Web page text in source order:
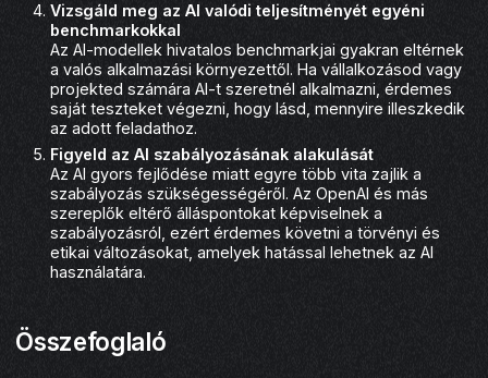
Vizsgáld meg az AI valódi teljesítményét egyéni
benchmarkokkal
Az AI-modellek hivatalos benchmarkjai gyakran eltérnek
a valós alkalmazási környezettől. Ha vállalkozásod vagy
projekted számára AI-t szeretnél alkalmazni, érdemes
saját teszteket végezni, hogy lásd, mennyire illeszkedik
az adott feladathoz.
Figyeld az AI szabályozásának alakulását
Az AI gyors fejlődése miatt egyre több vita zajlik a
szabályozás szükségességéről. Az OpenAI és más
szereplők eltérő álláspontokat képviselnek a
szabályozásról, ezért érdemes követni a törvényi és
etikai változásokat, amelyek hatással lehetnek az AI
használatára.
Összefoglaló